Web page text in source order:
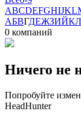
ABCDEFGHIJKL
АБВГДЕЖЗИЙКЛ
0 компаний
Ничего не
Попробуйте
HeadHunter